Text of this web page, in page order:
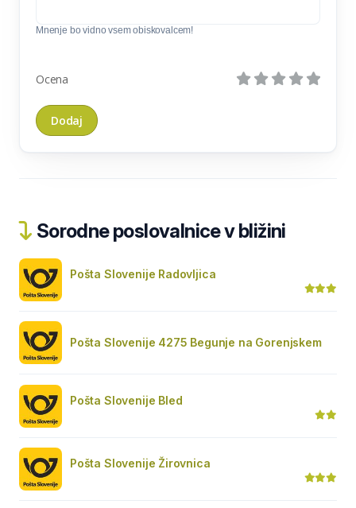
Mnenje bo vidno vsem obiskovalcem!
Ocena
Sorodne poslovalnice v bližini
Pošta Slovenije Radovljica
Pošta Slovenije 4275 Begunje na Gorenjskem
Pošta Slovenije Bled
Pošta Slovenije Žirovnica